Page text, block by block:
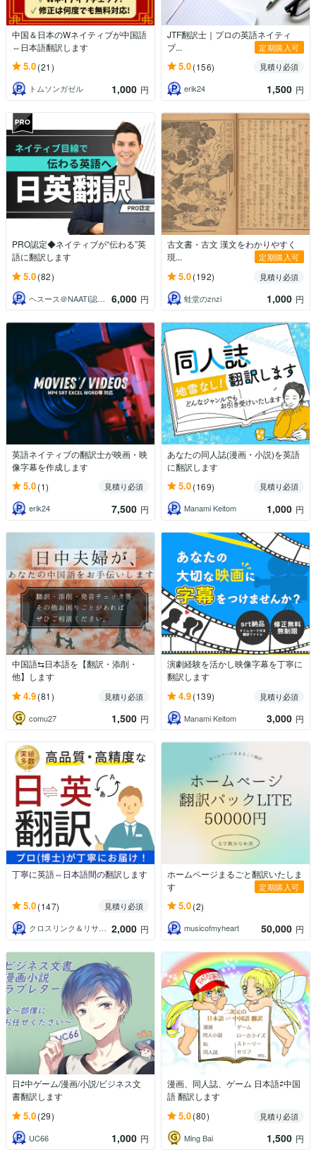
中国＆日本のWネイティブが中国語
⇔日本語翻訳します
5.0(21)
トムソンガゼル 1,000 円
JTF翻訳士｜プロの英語ネイティ
ブ...
定期購入可
5.0(156)
見積り必須
erik24
1,500 円
PRO認定◆ネイティブが“伝わる”英
語に翻訳します
5.0(82)
ヘスース＠NAATI認定翻訳者 6,000 円
古文書・古文 漢文をわかりやすく
現...
定期購入可
5.0(192)
見積り必須
蛙堂のznzi
1,000 円
英語ネイティブの翻訳士が映画・映
像字幕を作成します
5.0(1)
見積り必須
erik24
7,500 円
あなたの同人誌(漫画・小説)を英語
に翻訳します
5.0(169)
見積り必須
Manami Keitom
1,000 円
中国語⇆日本語を【翻訳・添削・
他】します
4.9(81)
見積り必須
comu27
1,500 円
演劇経験を活かし映像字幕を丁寧に
翻訳します
4.9(139)
見積り必須
Manami Keitom
3,000 円
丁寧に英語⇔日本語間の翻訳します
5.0(147)
見積り必須
クロスリンク＆リサーチ 2,000 円
ホームページまるごと翻訳いたしま
す
定期購入可
5.0(2)
musicofmyheart 50,000 円
日⇄中ゲーム/漫画/小説/ビジネス文
書翻訳します
5.0(29)
UC66 1,000 円
漫画、同人誌、ゲーム 日本語⇄中国
語 翻訳します
5.0(80)
見積り必須
Ming Bai
1,500 円